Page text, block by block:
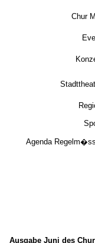
Chur
Agenda
Ausgabe Juni des